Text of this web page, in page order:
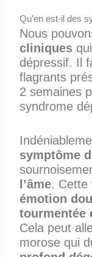
Qu’en est-il des
Nous
cliniques
dépressif. Il
flagrants
2 semaines
syndrome
symptôme
l’âme. Cette
émotion
tourmentée
Cela peut
morose qui